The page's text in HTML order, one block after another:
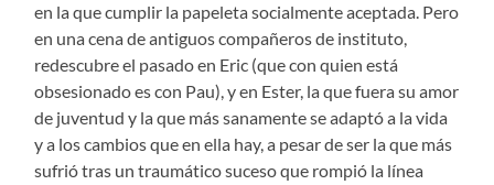
en la que cumplir la papeleta socialmente aceptada. Pero
en una cena de antiguos compañeros de instituto,
redescubre el pasado en Eric (que con quien está
obsesionado es con Pau), y en Ester, la que fuera su amor
de juventud y la que más sanamente se adaptó a la vida
y a los cambios que en ella hay, a pesar de ser la que más
sufrió tras un traumático suceso que rompió la línea